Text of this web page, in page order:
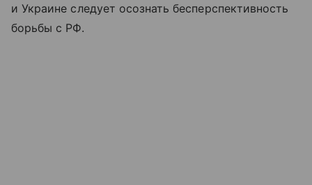
и Украине следует осознать бесперспективность
борьбы с РФ.